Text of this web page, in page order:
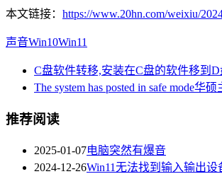
本文链接： https://www.20hn.com/weixiu/
声音Win10Win11
C盘软件转移,安装在C盘的软件移到
The system has posted in safe mode华硕
推荐阅读
2025-01-07电脑突然有爆音
2024-12-26Win11无法找到输入输出设